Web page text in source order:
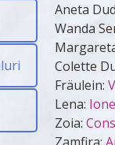
Aneta
Wanda
Colette
Fräulein:
Lena:
Zoia: